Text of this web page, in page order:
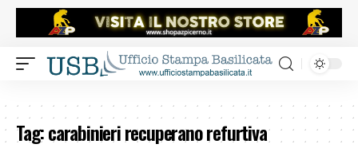
Tag:carabinieri recuperano refurtiva